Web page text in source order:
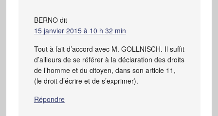
BERNO dit
15 janvier 2015 à 10 h 32 min
Tout à fait d’accord avec M. GOLLNISCH. Il suffit
d’ailleurs de se référer à la déclaration des droits
de l’homme et du citoyen, dans son article 11,
(le droit d’écrire et de s’exprimer).
Répondre